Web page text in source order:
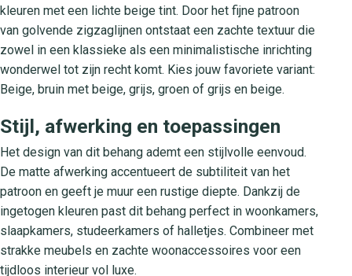
kleuren met een lichte beige tint. Door het fijne patroon
van golvende zigzaglijnen ontstaat een zachte textuur die
zowel in een klassieke als een minimalistische inrichting
wonderwel tot zijn recht komt. Kies jouw favoriete variant:
Beige, bruin met beige, grijs, groen of grijs en beige.
Stijl, afwerking en toepassingen
Het design van dit behang ademt een stijlvolle eenvoud.
De matte afwerking accentueert de subtiliteit van het
patroon en geeft je muur een rustige diepte. Dankzij de
ingetogen kleuren past dit behang perfect in woonkamers,
slaapkamers, studeerkamers of halletjes. Combineer met
strakke meubels en zachte woonaccessoires voor een
tijdloos interieur vol luxe.